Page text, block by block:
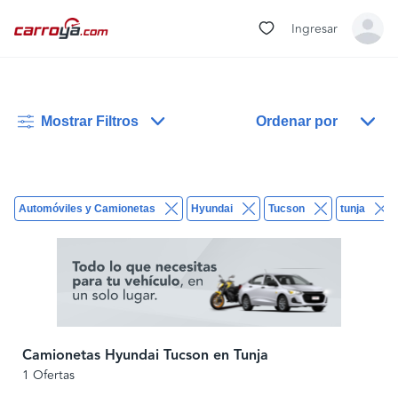
Ingresar
Mostrar Filtros Ordenar por
Automóviles y Camionetas Hyundai Tucson tunja
Camionetas Hyundai Tucson en Tunja
1 Ofertas